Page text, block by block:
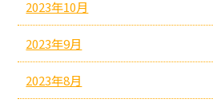
2023年10月
2023年9月
2023年8月